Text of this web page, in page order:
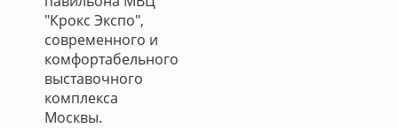
"Крокс Экспо",
современного и
комфортабельного
выставочного
комплекса
Москвы.